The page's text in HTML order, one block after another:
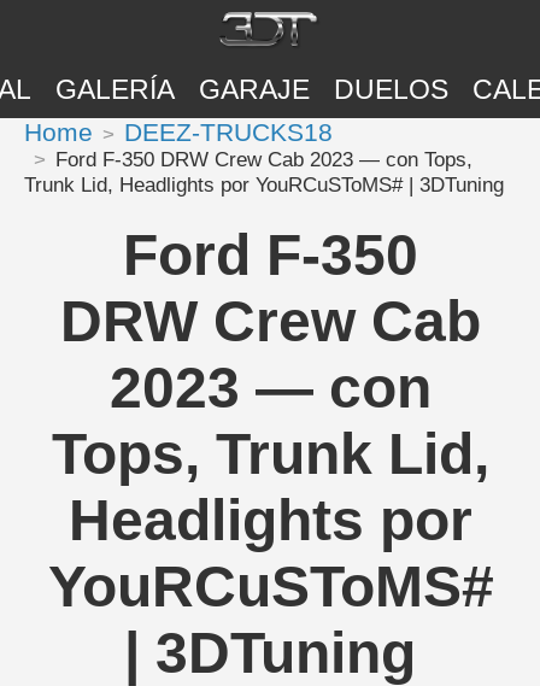
GALERÍA GARAJE DUELOS
Home DEEZ-TRUCKS18
Ford F-350 DRW Crew Cab 2023 — con Tops,
Trunk Lid, Headlights por YouRCuSToMS# | 3DTuning
Ford F-350
DRW Crew Cab
2023 — con
Tops, Trunk Lid,
Headlights por
YouRCuSToMS#
| 3DTuning